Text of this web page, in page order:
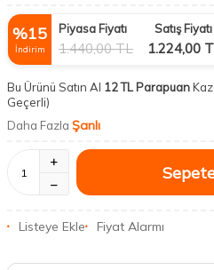
%15
İndirim
Piyasa Fiyatı
1.440,00TL
Satış Fiyatı
1.224,00
Bu Ürünü Satın Al 12 TL Parapuan
Geçerli)
Daha Fazla Şanlı
Listeye Ekle Fiyat Alarmı